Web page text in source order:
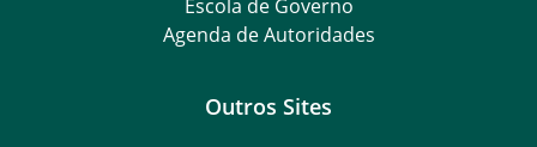
Escola de Governo
Agenda de Autoridades
Outros Sites